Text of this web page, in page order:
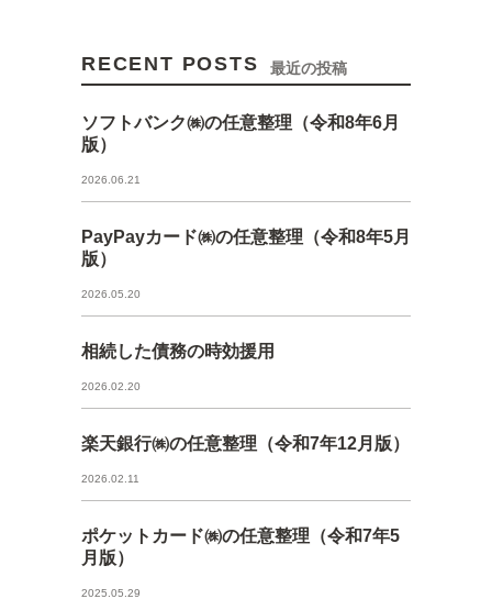
RECENT POSTS 最近の投稿
ソフトバンク㈱の任意整理（令和8年6月
版）
2026.06.21
PayPayカード㈱の任意整理（令和8年5月
版）
2026.05.20
相続した債務の時効援用
2026.02.20
楽天銀行㈱の任意整理（令和7年12月版）
2026.02.11
ポケットカード㈱の任意整理（令和7年5
月版）
2025.05.29